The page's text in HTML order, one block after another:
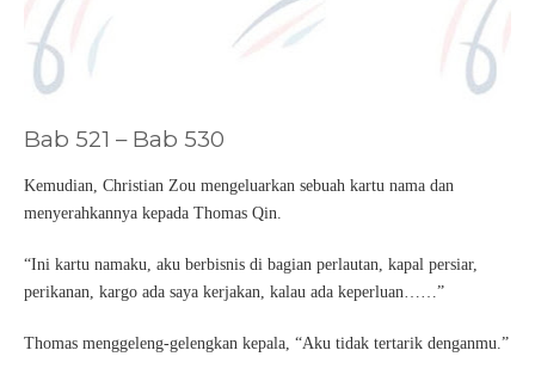
Bab 521 – Bab 530
Kemudian, Christian Zou mengeluarkan sebuah kartu nama dan
menyerahkannya kepada Thomas Qin.
“Ini kartu namaku, aku berbisnis di bagian perlautan, kapal persiar,
perikanan, kargo ada saya kerjakan, kalau ada keperluan……”
Thomas menggeleng-gelengkan kepala, “Aku tidak tertarik denganmu.”